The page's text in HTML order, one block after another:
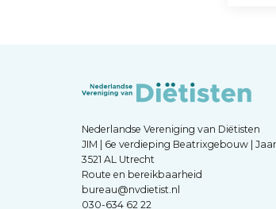
Nederlandse Vereniging van Diëtisten
JIM | 6e verdieping Beatrixgebouw |
3521 AL Utrecht
Route en bereikbaarheid
bureau@nvdietist.nl
030-634 62 22